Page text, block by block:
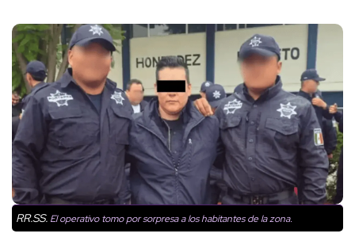
RR.SS. El operativo tomo por sorpresa a los habitantes de la zona.